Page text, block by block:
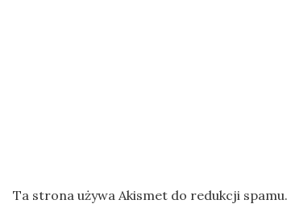
Ta strona używa Akismet do redukcji spamu.